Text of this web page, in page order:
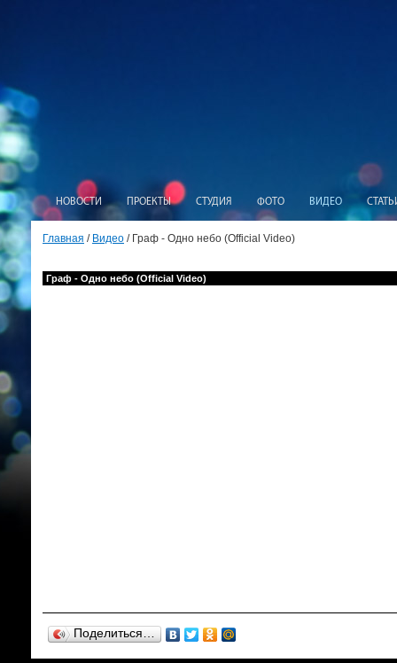
НОВОСТИ ПРОЕКТЫ СТУДИЯ ФОТО ВИДЕО
Главная / Видео / Граф - Одно небо (Official Video)
Граф - Одно небо (Official Video)
Поделиться…